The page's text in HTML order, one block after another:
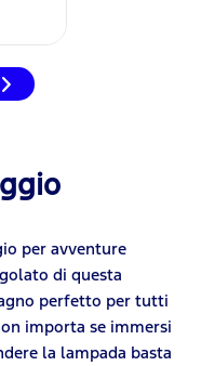
per avventure
di questa
perfetto per tutti
importa se immersi
la lampada basta